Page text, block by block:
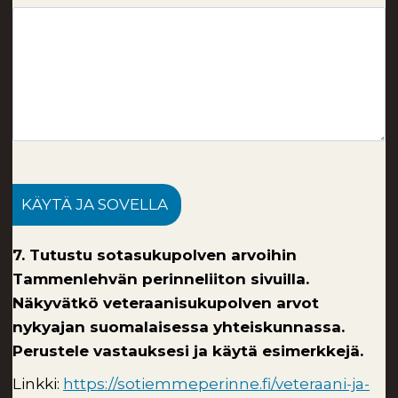
KÄYTÄ JA SOVELLA
7. Tutustu sotasukupolven arvoihin
Tammenlehvän perinneliiton sivuilla.
Näkyvätkö veteraanisukupolven arvot
nykyajan suomalaisessa yhteiskunnassa.
Perustele vastauksesi ja käytä esimerkkejä.
Linkki: https://sotiemmeperinne.fi/veteraani-ja-